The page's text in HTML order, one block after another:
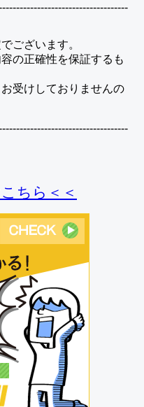
ございます。
の正確性を保証するも
受けしておりませんの
ちら＜＜